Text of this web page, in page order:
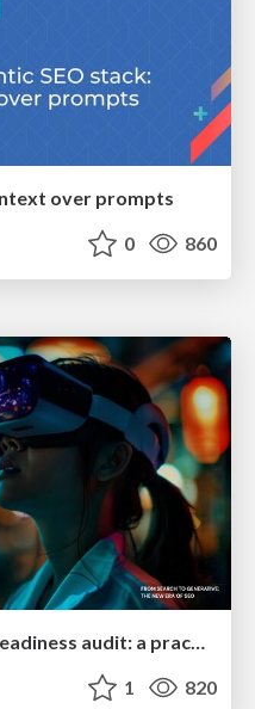
over prompts
0 860
How to build an LLM SEO readiness audit: a practical framework
1 820